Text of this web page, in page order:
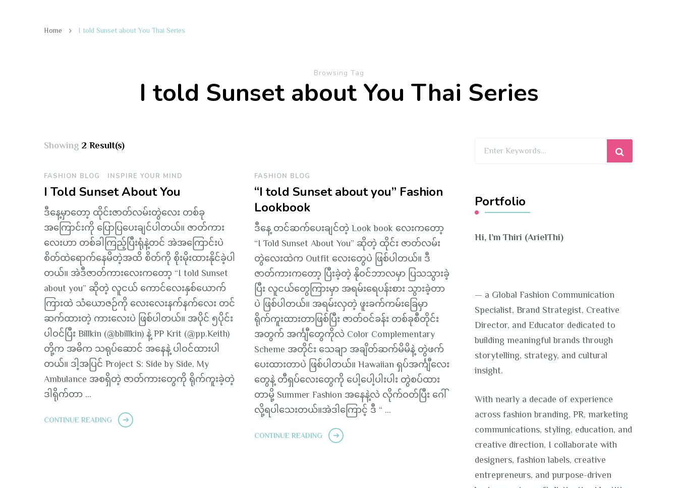
Home I told Sunset about You Thai Series
Browsing Tag
I told Sunset about You Thai Series
Showing 2 Result(s)
FASHION BLOG INSPIRE YOUR MIND
I Told Sunset About You
ဒီနေ့မှာတော့ ထိုင်းဇာတ်လမ်းတွဲလေး တစ်ခု
အကြောင်းကို ပြောပြပေးချင်ပါတယ်။ ဇာတ်ကား
လေးဟာ တစ်ခါကြည့်ပြီးရုံနဲ့တင် အဲအကြောင်းပဲ
စိတ်ထဲရောက်နေမိတဲ့အထိ စိတ်ကို စိုးမိုးထားနိုင်ခဲ့ပါ
တယ်။ အဲဒီဇာတ်ကားလေးကတော့ “I told Sunset
about you” ဆိုတဲ့ လူငယ် ကောင်လေးနှစ်ယောက်
ကြားထဲ သံယောဇဉ်ကို လေးလေးနက်နက်လေး တင်
ဆက်ထားတဲ့ ကားလေးပဲ ဖြစ်ပါတယ်။ အပိုင် ၅ပိုင်း
ပါဝင်ပြီး Billkin (@bbillkin) နဲ့ PP Krit (@pp.Keith)
တို့က အဓိက သရုပ်ဆောင် အနေနဲ့ ပါဝင်ထားပါ
တယ်။ ဒါ့အပြင် Project S: Side by Side, My
Ambulance အစရှိတဲ့ ဇာတ်ကားတွေကို ရိုက်ကူးခဲ့တဲ့
ဒါရိုက်တာ …
CONTINUE READING
FASHION BLOG
“I told Sunset about you” Fashion
Lookbook
ဒီနေ့ တင်ဆက်ပေးချင်တဲ့ Look book လေးကတော့
“I Told Sunset About You” ဆိုတဲ့ ထိုင်း ဇာတ်လမ်း
တွဲလေးထဲက Outfit လေးတွေပဲ ဖြစ်ပါတယ်။ ဒီ
ဇာတ်ကားကတော့ ပြီးခဲ့တဲ့ နိုဝင်ဘာလမှာ ပြသသွားခဲ့
ပြီး လူငယ်တွေကြားမှာ အရမ်းရေပန်းစား သွားခဲ့တာ
ပဲ ဖြစ်ပါတယ်။ အရမ်းလှတဲ့ ဖူးခက်ကမ်းခြေမှာ
ရိုက်ကူးထားတာဖြစ်ပြီး ဇာတ်ဝင်ခန်း တစ်ခုစီတိုင်း
အတွက် အင်္ကျီတွေကိုလဲ Color Complementary
Scheme အတိုင်း သေချာ အချိတ်ဆက်မိမိနဲ့ တွဲဖက်
ပေးထားတာပဲ ဖြစ်ပါတယ်။ Hawaiian ရှပ်အင်္ကျီလေး
တွေနဲ့ တီရှပ်လေးတွေကို ပေါ့ပေါ့ပါးပါး တွဲစပ်ထား
တာမို့ Summer Fashion အနေနဲ့လဲ လိုက်ဝတ်ပြီး ဂေါ်
လို့ရပါသေးတယ်။အဲဒါကြောင့် ဒီ “ …
CONTINUE READING
Portfolio
Hi, I’m Thiri (ArielThi)
— a Global Fashion Communication
Specialist, Brand Strategist, Creative
Director, and Educator dedicated to
building meaningful brands through
storytelling, strategy, and cultural
insight.
With nearly a decade of experience
across fashion branding, PR, marketing
communications, styling, education, and
creative direction, I collaborate with
designers, fashion labels, creative
entrepreneurs, and purpose-driven